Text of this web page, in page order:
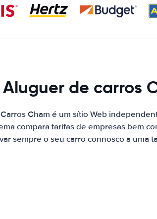
Aluguer de carros
Cham é um sítio Web
compara tarifas de empresas bem
sempre o seu carro connosco a uma